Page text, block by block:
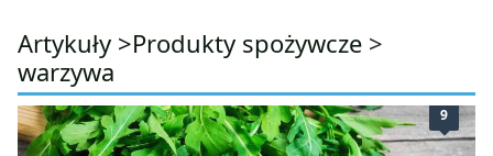
Artykuły >Produkty spożywcze >
warzywa
9